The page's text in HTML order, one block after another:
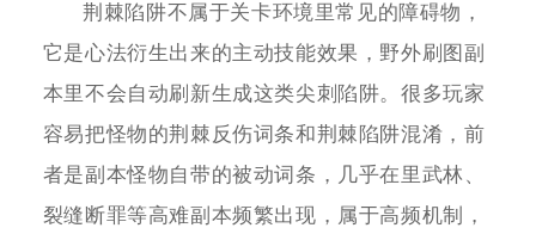
荆棘陷阱不属于关卡环境里常见的障碍物，
它是心法衍生出来的主动技能效果，野外刷图副
本里不会自动刷新生成这类尖刺陷阱。很多玩家
容易把怪物的荆棘反伤词条和荆棘陷阱混淆，前
者是副本怪物自带的被动词条，几乎在里武林、
裂缝断罪等高难副本频繁出现，属于高频机制，